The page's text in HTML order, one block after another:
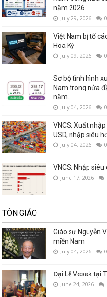
năm 2026
July 29, 2026 0
Việt Nam bị tố
Hoa Kỳ
July 09, 2026 0
Sơ bộ tình hình
Nam trong nửa
năm...
July 04, 2026 0
VNCS: Xuất
USD, nhập siêu
July 04, 2026 0
VNCS: Nhập
June 17, 2026
TÔN GIÁO
Giáo sư Nguyễn
miền Nam
July 04, 2026 0
Đại Lễ Vesak tại
June 24, 2026